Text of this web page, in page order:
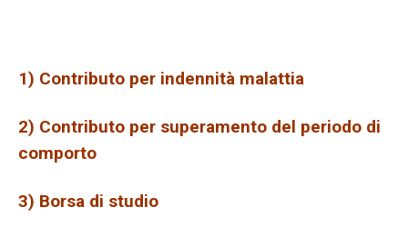
1) Contributo per indennità malattia
2) Contributo per superamento del periodo di
comporto
3) Borsa di studio